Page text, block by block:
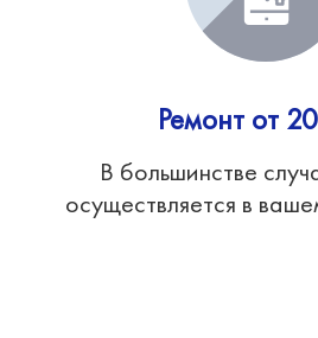
Ремонт от
В большинстве
осуществляется в